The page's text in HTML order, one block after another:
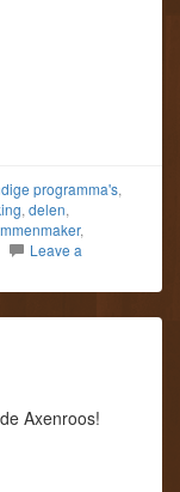
programma's,
,delen,
,
Leave a
Axenroos!